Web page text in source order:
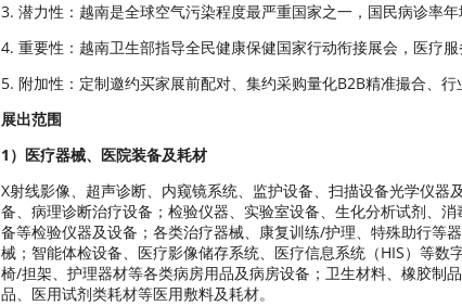
3. 潜力性：越南是全球空气污染程度最严重国家之一，国民病诊率
4. 重要性：越南卫生部指导全民健康保健国家行动衔接展会，医疗
5. 附加性：定制邀约买家展前配对、集约采购量化B2B精准撮合、行
展出范围
1）医疗器械、医院装备及耗材
X射线影像、超声诊断、内窥镜系统、监护设备、扫描设备光学仪
备、病理诊断治疗设备；检验仪器、实验室设备、生化分析试剂、
备等检验仪器及设备；各类治疗器械、康复训练/护理、特殊助行等
械；智能体检设备、医疗影像储存系统、医疗信息系统（HIS）等
椅/担架、护理器材等各类病房用品及病房设备；卫生材料、橡胶制
品、医用试剂类耗材等医用敷料及耗材。